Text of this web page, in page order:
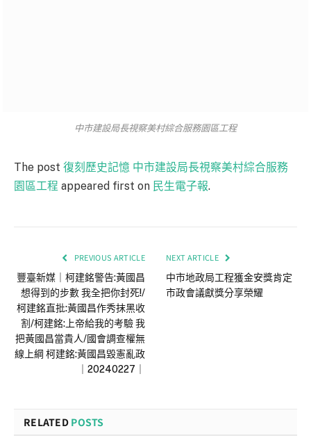
中市建設局長視察美村綜合服務園區工程
The post 復刻歷史記憶 中市建設局長視察美村綜合服務
園區工程 appeared first on 民生電子報.
PREVIOUS ARTICLE
豐臺新媒｜柯建銘警告:黃國昌
想得到的步數 我全把你封死!/
柯建銘直批:黃國昌作秀抹黑收
割/柯建銘:上帝給我的考驗 我
把黃國昌當貴人/國會調查權無
線上綱 柯建銘:黃國昌毀憲亂政
｜20240227｜
NEXT ARTICLE
中市地政局工程獲金安獎肯定
市政會議獻獎分享榮耀
RELATED POSTS